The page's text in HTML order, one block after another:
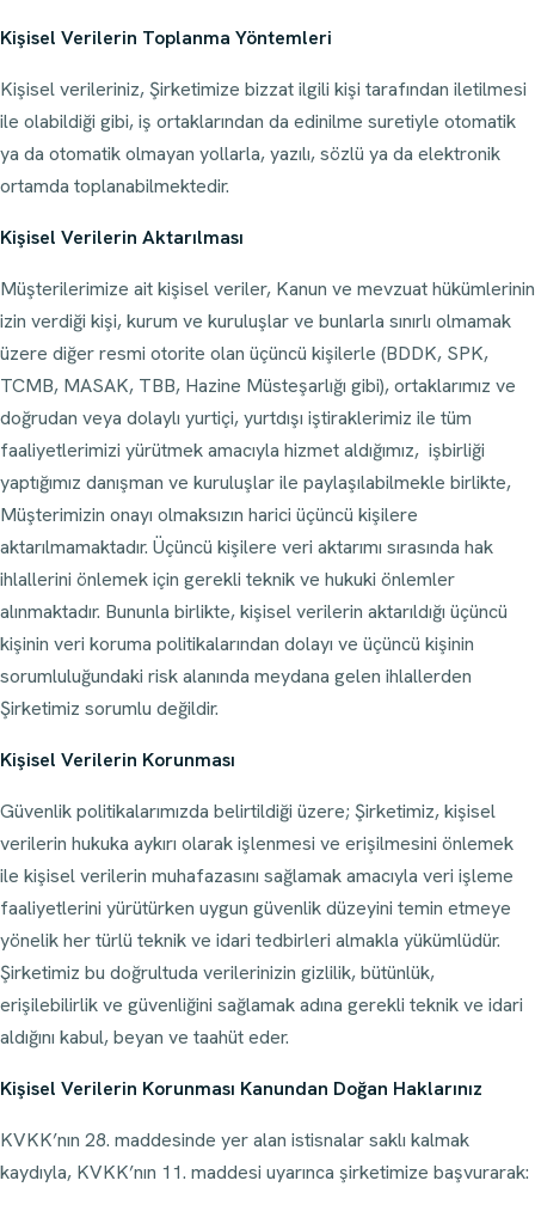
Kişisel Verilerin Toplanma Yöntemleri
Kişisel verileriniz, Şirketimize bizzat ilgili kişi tarafından iletilmesi
ile olabildiği gibi, iş ortaklarından da edinilme suretiyle otomatik
ya da otomatik olmayan yollarla, yazılı, sözlü ya da elektronik
ortamda toplanabilmektedir.
Kişisel Verilerin Aktarılması
Müşterilerimize ait kişisel veriler, Kanun ve mevzuat hükümlerinin
izin verdiği kişi, kurum ve kuruluşlar ve bunlarla sınırlı olmamak
üzere diğer resmi otorite olan üçüncü kişilerle (BDDK, SPK,
TCMB, MASAK, TBB, Hazine Müsteşarlığı gibi), ortaklarımız ve
doğrudan veya dolaylı yurtiçi, yurtdışı iştiraklerimiz ile tüm
faaliyetlerimizi yürütmek amacıyla hizmet aldığımız, işbirliği
yaptığımız danışman ve kuruluşlar ile paylaşılabilmekle birlikte,
Müşterimizin onayı olmaksızın harici üçüncü kişilere
aktarılmamaktadır. Üçüncü kişilere veri aktarımı sırasında hak
ihlallerini önlemek için gerekli teknik ve hukuki önlemler
alınmaktadır. Bununla birlikte, kişisel verilerin aktarıldığı üçüncü
kişinin veri koruma politikalarından dolayı ve üçüncü kişinin
sorumluluğundaki risk alanında meydana gelen ihlallerden
Şirketimiz sorumlu değildir.
Kişisel Verilerin Korunması
Güvenlik politikalarımızda belirtildiği üzere; Şirketimiz, kişisel
verilerin hukuka aykırı olarak işlenmesi ve erişilmesini önlemek
ile kişisel verilerin muhafazasını sağlamak amacıyla veri işleme
faaliyetlerini yürütürken uygun güvenlik düzeyini temin etmeye
yönelik her türlü teknik ve idari tedbirleri almakla yükümlüdür.
Şirketimiz bu doğrultuda verilerinizin gizlilik, bütünlük,
erişilebilirlik ve güvenliğini sağlamak adına gerekli teknik ve idari
aldığını kabul, beyan ve taahüt eder.
Kişisel Verilerin Korunması Kanundan Doğan Haklarınız
KVKK’nın 28. maddesinde yer alan istisnalar saklı kalmak
kaydıyla, KVKK’nın 11. maddesi uyarınca şirketimize başvurarak: